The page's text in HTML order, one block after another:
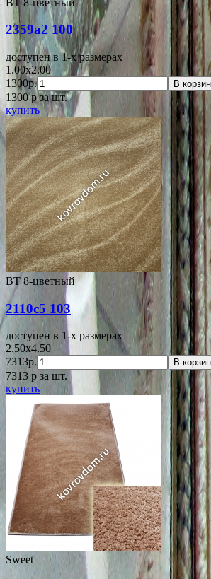
2359a2 100
доступен в 1-x размерах
1.00x2.00
1300р.
В
1300 pза шт.
купить
ВТ 8-цветный
2110с5 103
доступен в 1-x размерах
2.50x4.50
7313р.
В
7313 p за шт.
купить
Sweet